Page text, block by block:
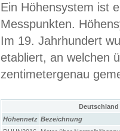
Ein Höhensystem ist
Messpunkten.
Im 19. Jahrhundert
etabliert, an welchen
zentimetergenau
Höhennetz Bezeichnung